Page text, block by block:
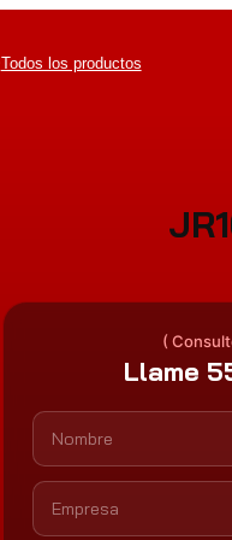
Todos los productos
(
Llame